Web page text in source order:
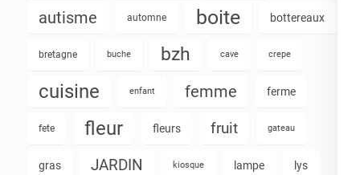
autisme automne boite bottereaux
bretagne buche bzh cave crepe
cuisine enfant femme ferme
fete fleur fleurs fruit gateau
gras JARDIN kiosque lampe lys